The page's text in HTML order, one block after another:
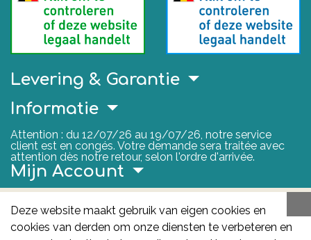
Levering & Garantie
Deze website maakt gebruik van eigen cookies en
cookies van derden om onze diensten te verbeteren en
Informatie
Attention : du 12/07/26 au 19/07/26, notre service
client est en congés. Votre demande sera traitée avec
attention dès notre retour, selon l'ordre d'arrivée.
Mijn Account
Nuttige Links
FAGG